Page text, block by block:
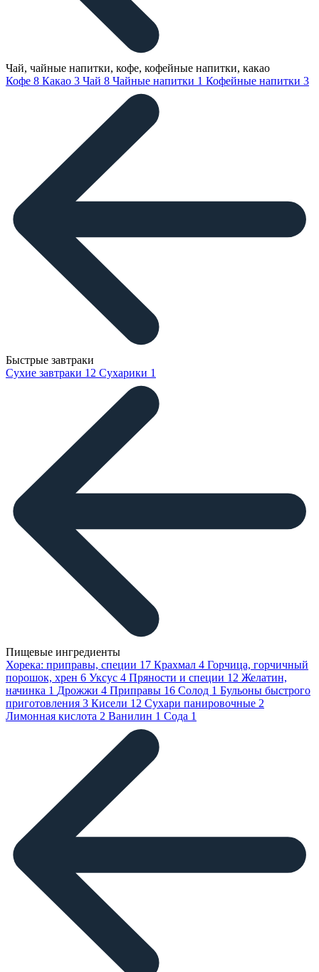
Чай, чайные напитки, кофе, кофейные напитки, какао
Кофе 8 Какао 3 Чай 8 Чайные напитки 1 Кофейные напитки 3
Быстрые завтраки
Сухие завтраки 12 Сухарики 1
Пищевые ингредиенты
Хорека: приправы, специи 17 Крахмал 4 Горчица, горчичный
порошок, хрен 6 Уксус 4 Пряности и специи 12 Желатин,
начинка 1 Дрожжи 4 Приправы 16 Солод 1 Бульоны быстрого
приготовления 3 Кисели 12 Сухари панировочные 2
Лимонная кислота 2 Ванилин 1 Сода 1